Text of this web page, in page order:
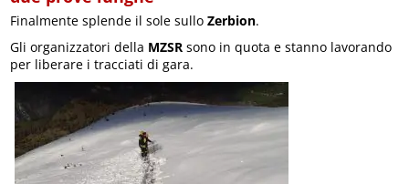
Finalmente splende il sole sulloZerbion.
Gli organizzatori della MZSR sono in quota e stanno lavorando
per liberare i tracciati di gara.